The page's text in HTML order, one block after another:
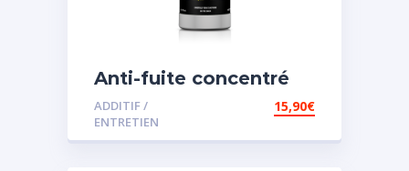
Anti-fuite concentré
pour direction
assistée
ADDITIF /
ENTRETIEN
15,90€